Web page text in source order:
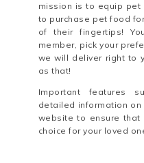
mission is to equip pet
to purchase pet food
of their fingertips!
member, pick your
we will deliver right to
as that!
Important features
detailed information
website to ensure that
choice for your loved